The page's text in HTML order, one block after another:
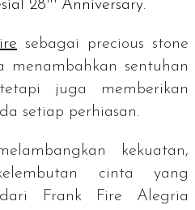
28 Anniversary.
sebagai precious stone
sentuhan
juga memberikan
setiap perhiasan.
kekuatan,
cinta yang
Frank Fire Alegria